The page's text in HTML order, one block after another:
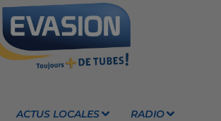
ACTUS LOCALES RADIO